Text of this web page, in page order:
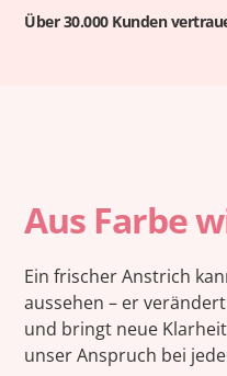
Über 30.000 Kunden
Aus Farbe
Ein frischer Anstrich
aussehen – er
und bringt neue
unser Anspruch bei